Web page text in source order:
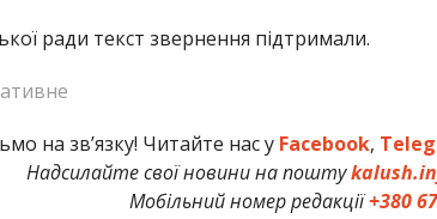
ради текст звернення підтримали.
на зв’язку! Читайте нас у Facebook,
Надсилайте свої новини на пошту
Мобільний номер редакції+380